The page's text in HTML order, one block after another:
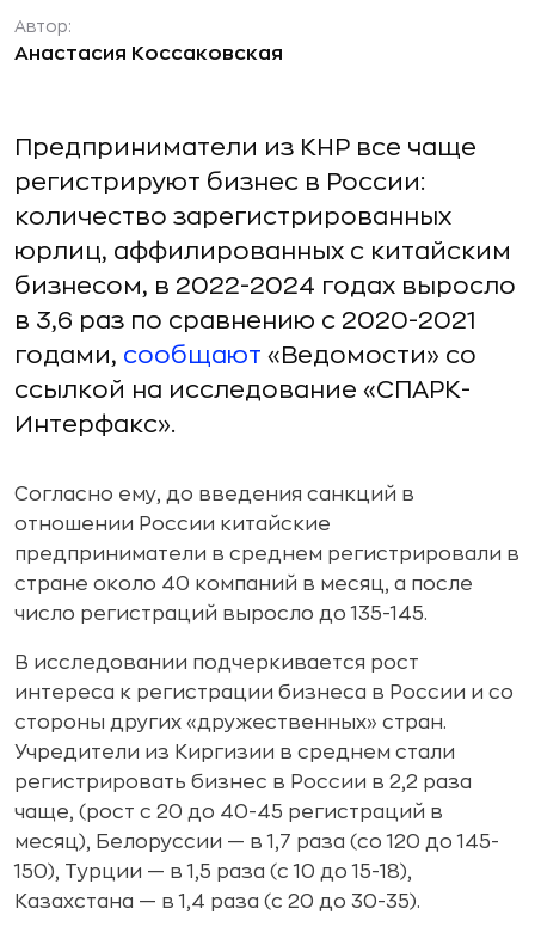
Автор:
Анастасия Коссаковская
Предприниматели из КНР все чаще
регистрируют бизнес в России:
количество зарегистрированных
юрлиц, аффилированных с китайским
бизнесом, в 2022-2024 годах выросло
в 3,6 раз по сравнению с 2020-2021
годами, сообщают «Ведомости» со
ссылкой на исследование «СПАРК-
Интерфакс».
Согласно ему, до введения санкций в
отношении России китайские
предприниматели в среднем регистрировали в
стране около 40 компаний в месяц, а после
число регистраций выросло до 135-145.
В исследовании подчеркивается рост
интереса к регистрации бизнеса в России и со
стороны других «дружественных» стран.
Учредители из Киргизии в среднем стали
регистрировать бизнес в России в 2,2 раза
чаще, (рост с 20 до 40-45 регистраций в
месяц), Белоруссии — в 1,7 раза (со 120 до 145-
150), Турции — в 1,5 раза (с 10 до 15-18),
Казахстана — в 1,4 раза (с 20 до 30-35).